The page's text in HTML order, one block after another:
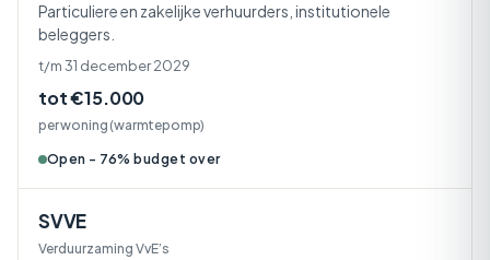
Particuliere en zakelijke verhuurders, institutionele
beleggers.
t/m 31 december 2029
tot €15.000
per woning (warmtepomp)
Open - 76% budget over
SVVE
Verduurzaming VvE’s